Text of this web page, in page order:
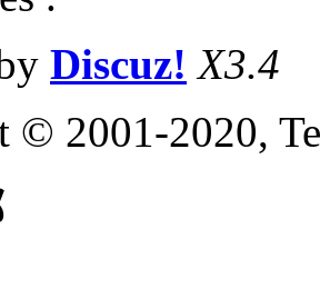
Discuz! X3.4
© 2001-2020,